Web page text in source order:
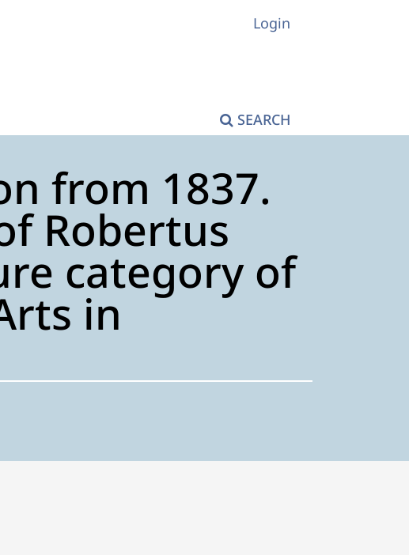
SEARCH
Login
from 1837.
Robertus
category of
in